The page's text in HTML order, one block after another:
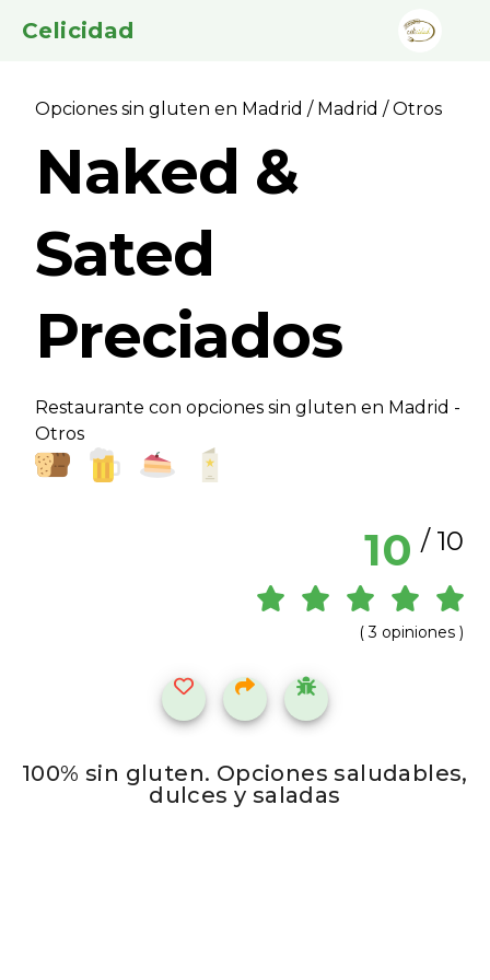
Celicidad
Opciones sin gluten en Madrid / Madrid / Otros
Naked &
Sated
Preciados
Restaurante con opciones sin gluten en Madrid -
Otros
10 / 10
( 3 opiniones )
100% sin gluten. Opciones saludables,
dulces y saladas